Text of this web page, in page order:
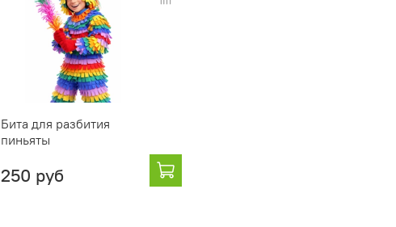
Бита для разбития
пиньяты
250 руб